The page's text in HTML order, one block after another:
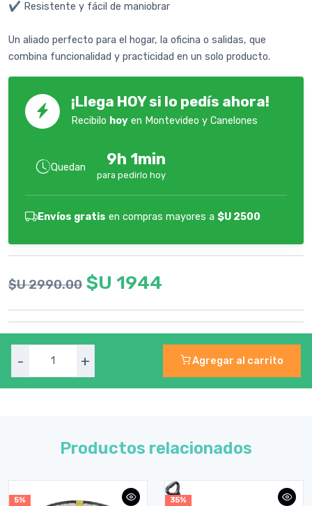
✔️ Resistente y fácil de maniobrar
Un aliado perfecto para el hogar, la oficina o salidas, que
combina funcionalidad y practicidad en un solo producto.
¡Llega HOY si lo pedís ahora!
Recibilo hoy en Montevideo y Canelones
Quedan 9h 1min
para pedirlo hoy
Envíos gratis en compras mayores a $U 2500
$U 2990.00 $U 1944
- + Agregar al carrito
Productos relacionados
5% 35%